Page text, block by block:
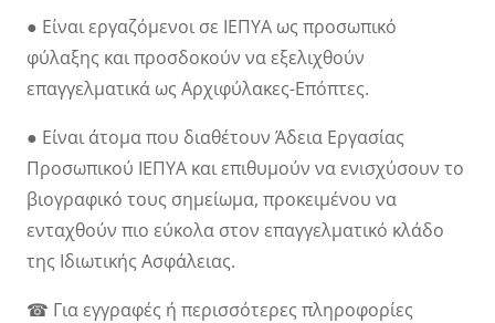
● Είναι εργαζόμενοι σε ΙΕΠΥΑ ως προσωπικό
φύλαξης και προσδοκούν να εξελιχθούν
επαγγελματικά ως Αρχιφύλακες-Επόπτες.
● Είναι άτομα που διαθέτουν Άδεια Εργασίας
Προσωπικού ΙΕΠΥΑ και επιθυμούν να ενισχύσουν το
βιογραφικό τους σημείωμα, προκειμένου να
ενταχθούν πιο εύκολα στον επαγγελματικό κλάδο
της Ιδιωτικής Ασφάλειας.
☎ Για εγγραφές ή περισσότερες πληροφορίες